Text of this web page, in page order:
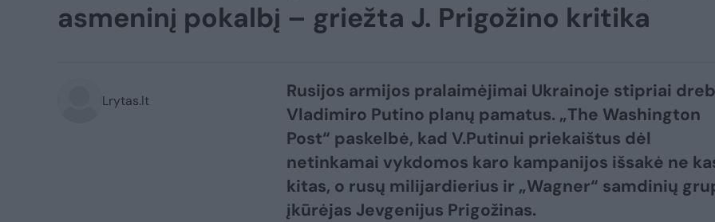
asmeninį pokalbį – griežta J. Prigožino kritika
Lrytas.lt
Rusijos armijos pralaimėjimai Ukrainoje stipriai
Vladimiro Putino planų pamatus. „The Washington
Post“ paskelbė, kad V.Putinui priekaištus dėl
netinkamai vykdomos karo kampanijos išsakė ne
kitas, o rusų milijardierius ir „Wagner“ samdinių
įkūrėjas Jevgenijus Prigožinas.